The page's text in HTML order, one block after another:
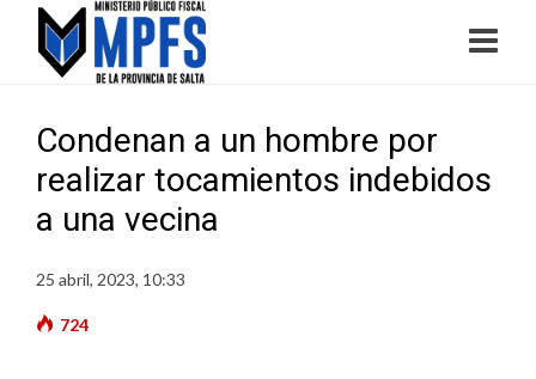
Condenan a un hombre por
realizar tocamientos indebidos
a una vecina
25 abril, 2023, 10:33
724